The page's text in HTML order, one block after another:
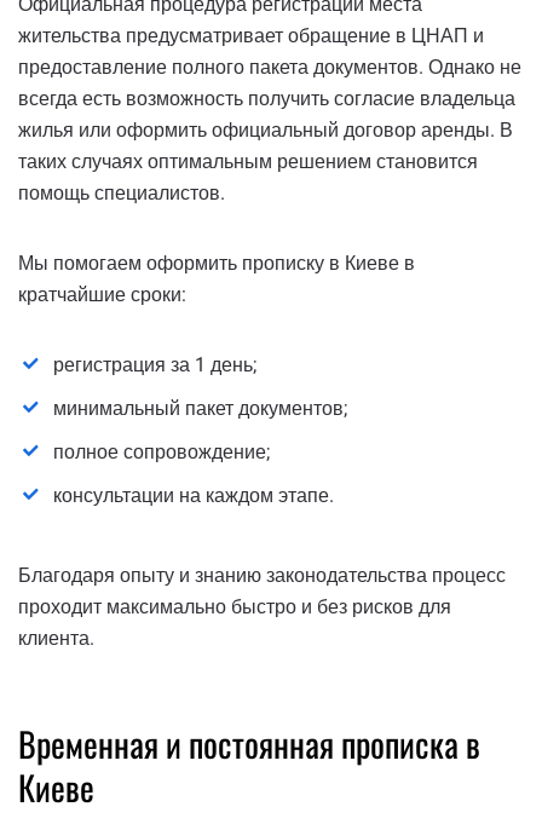
Официальная процедура регистрации места
жительства предусматривает обращение в ЦНАП и
предоставление полного пакета документов. Однако не
всегда есть возможность получить согласие владельца
жилья или оформить официальный договор аренды. В
таких случаях оптимальным решением становится
помощь специалистов.
Мы помогаем оформить прописку в Киеве в
кратчайшие сроки:
регистрация за 1 день;
минимальный пакет документов;
полное сопровождение;
консультации на каждом этапе.
Благодаря опыту и знанию законодательства процесс
проходит максимально быстро и без рисков для
клиента.
Временная и постоянная прописка в
Киеве